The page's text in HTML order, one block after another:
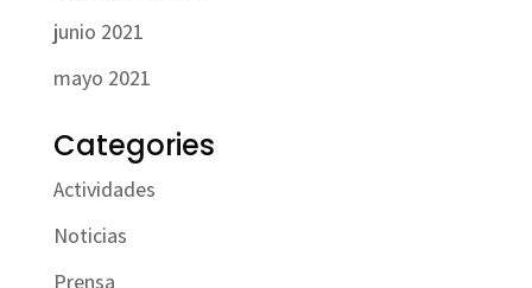
junio 2021
mayo 2021
Categories
Actividades
Noticias
Prensa